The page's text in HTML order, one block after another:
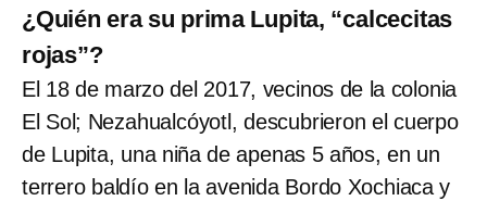
¿Quién era su prima Lupita, “calcecitas
rojas”?
El 18 de marzo del 2017, vecinos de la colonia
El Sol; Nezahualcóyotl, descubrieron el cuerpo
de Lupita, una niña de apenas 5 años, en un
terrero baldío en la avenida Bordo Xochiaca y